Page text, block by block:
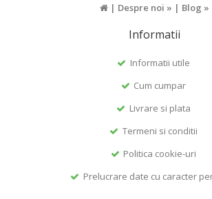
| Despre noi » | Blog »
Informatii
Informatii utile
Cum cumpar
Livrare si plata
Termeni si conditii
Politica cookie-uri
Prelucrare date cu caracter